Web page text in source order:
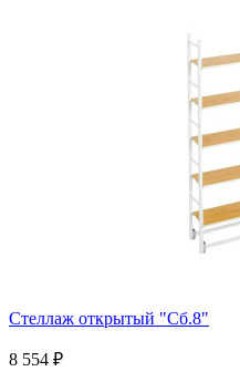
Стеллаж открытый "Сб.8"
8 554 ₽